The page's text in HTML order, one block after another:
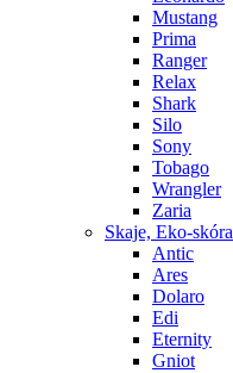
Mustang
Prima
Ranger
Relax
Shark
Silo
Sony
Tobago
Wrangler
Zaria
Skaje, Eko-skóra
Antic
Ares
Dolaro
Edi
Eternity
Gniot